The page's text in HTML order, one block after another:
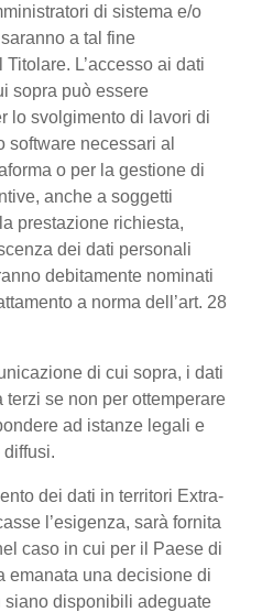
di sistema e/o
a tal fine
L’accesso ai dati
sopra può essere
lo svolgimento di lavori di
software necessari al
o per la gestione di
anche a soggetti
prestazione richiesta,
dei dati personali
debitamente nominati
a norma dell’art. 28
di cui sopra, i dati
se non per ottemperare
ad istanze legali e
dei dati in territori Extra-
l’esigenza, sarà fornita
caso in cui per il Paese di
emanata una decisione di
disponibili adeguate